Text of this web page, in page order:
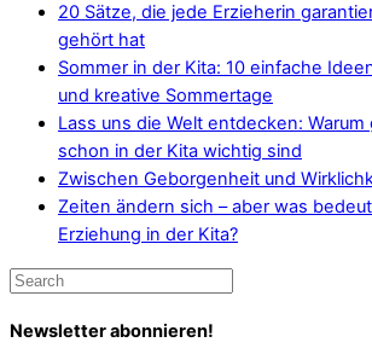
20 Sätze, die jede Erzieherin
gehört hat
Sommer in der Kita: 10 einfache
und kreative Sommertage
Lass uns die Welt entdecken:
schon in der Kita wichtig sind
Zwischen Geborgenheit und
Zeiten ändern sich – aber was
Erziehung in der Kita?
Newsletter abonnieren!